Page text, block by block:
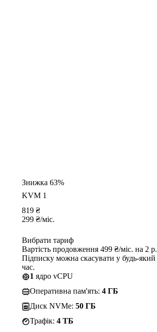
Знижка 63%
KVM 1
819 ₴
299 ₴/міс.
Вибрати тариф
Вартість продовження 499 ₴/міс. на 2 р.
Підписку можна скасувати у будь-який
час.
1 ядро vCPU
Оперативна пам'ять: 4 ГБ
Диск NVMe: 50 ГБ
Трафік: 4 TБ